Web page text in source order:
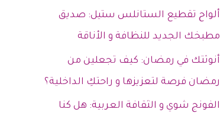
ألواح تقطيع الستانلس ستيل: صديق
مطبخك الجديد للنظافة و الأناقة
أنوثتك في رمضان: كيف تجعلين من
رمضان فرصة لتعزيزها و راحتكِ الداخلية؟
الفونج شوي و الثقافة العربية: هل كنا